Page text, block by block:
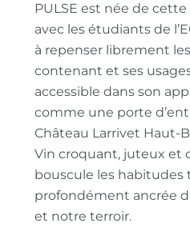
PULSE est née de
avec les étudiants de
à repenser librement
contenant et ses
accessible dans son
comme une porte
Château Larrivet Haut-
Vin croquant, juteux et
bouscule les
profondément ancrée
et notre terroir.